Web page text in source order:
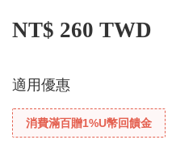
NT$ 260 TWD
適用優惠
消費滿百贈1%U幣回饋金